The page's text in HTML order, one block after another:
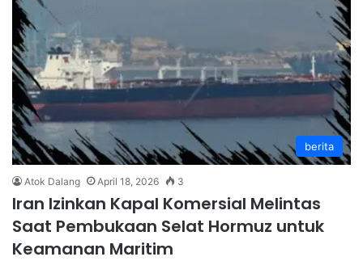
berita
Atok Dalang April 18, 2026 3
Iran Izinkan Kapal Komersial Melintas
Saat Pembukaan Selat Hormuz untuk
Keamanan Maritim